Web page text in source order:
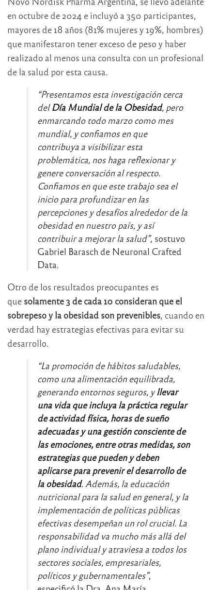
en octubre de 2024 e incluyó a 350 participantes,
mayores de 18 años (81% mujeres y 19%, hombres)
que manifestaron tener exceso de peso y haber
realizado al menos una consulta con un profesional
de la salud por esta causa.
“Presentamos esta investigación cerca
delDía Mundial de la Obesidad, pero
enmarcando todo marzo como mes
mundial, y confiamos en que
contribuya a visibilizar esta
problemática, nos haga reflexionar y
genere conversación al respecto.
Confiamos en que este trabajo sea el
inicio para profundizar en las
percepciones y desafíos alrededor de la
obesidad en nuestro país, y así
contribuir a mejorar la salud”, sostuvo
Gabriel Barasch de Neuronal Crafted
Data.
Otro de los resultados preocupantes es
que solamente 3 de cada 10 consideran que el
sobrepeso y la obesidad son prevenibles, cuando en
verdad hay estrategias efectivas para evitar su
desarrollo.
“La promoción de hábitos saludables,
como una alimentación equilibrada,
generando entornos seguros, yllevar
una vida que incluya la práctica regular
de actividad física, horas de sueño
adecuadas y una gestión consciente de
las emociones, entre otras medidas, son
estrategias que pueden y deben
aplicarse para prevenir el desarrollo de
la obesidad. Además, la educación
nutricional para la salud en general, y la
implementación de políticas públicas
efectivas desempeñan un rol crucial. La
responsabilidad va mucho más allá del
plano individual y atraviesa a todos los
sectores sociales, empresariales,
políticos y gubernamentales”,